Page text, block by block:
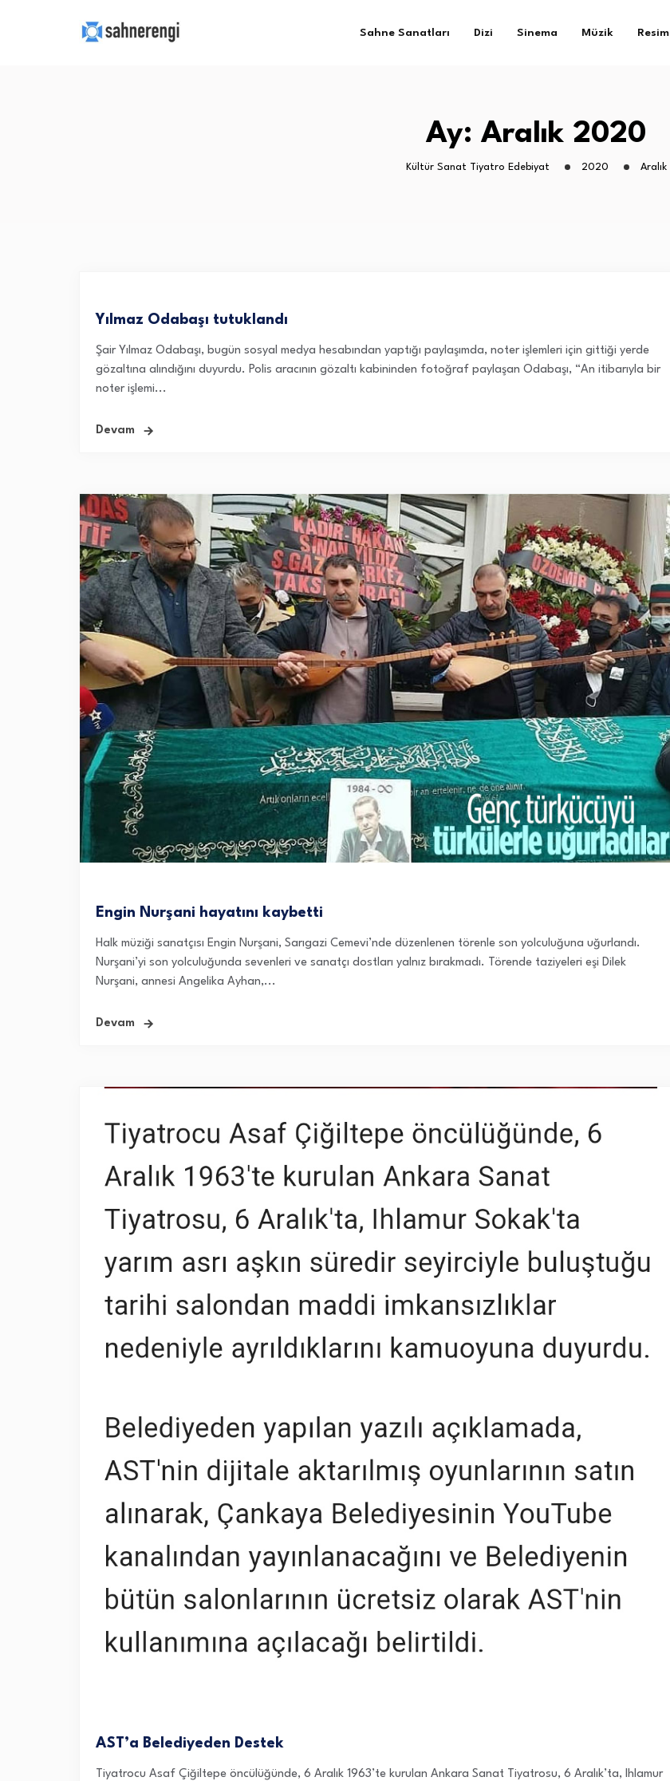
Sahne Sanatları Dizi Sinema Müzik Resim
Ay: Aralık 2020
Kültür Sanat Tiyatro Edebiyat 2020 Aralık
Yılmaz Odabaşı tutuklandı
Şair Yılmaz Odabaşı, bugün sosyal medya hesabından yaptığı paylaşımda, noter işlemleri için gittiği yerde
gözaltına alındığını duyurdu. Polis aracının gözaltı kabininden fotoğraf paylaşan Odabaşı, “An itibarıyla bir
noter işlemi...
Devam
Engin Nurşani hayatını kaybetti
Halk müziği sanatçısı Engin Nurşani, Sarıgazi Cemevi’nde düzenlenen törenle son yolculuğuna uğurlandı.
Nurşani’yi son yolculuğunda sevenleri ve sanatçı dostları yalnız bırakmadı. Törende taziyeleri eşi Dilek
Nurşani, annesi Angelika Ayhan,...
Devam
AST’a Belediyeden Destek
Tiyatrocu Asaf Çiğiltepe öncülüğünde, 6 Aralık 1963’te kurulan Ankara Sanat Tiyatrosu, 6 Aralık’ta, Ihlamur